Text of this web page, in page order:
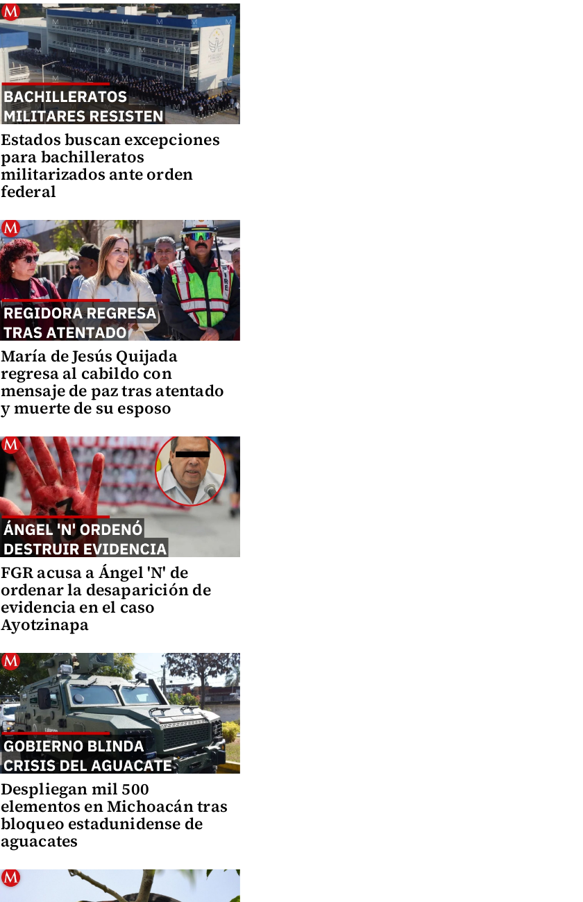
Estados buscan excepciones
para bachilleratos
militarizados ante orden
federal
María de Jesús Quijada
regresa al cabildo con
mensaje de paz tras atentado
y muerte de su esposo
FGR acusa a Ángel 'N' de
ordenar la desaparición de
evidencia en el caso
Ayotzinapa
Despliegan mil 500
elementos en Michoacán tras
bloqueo estadunidense de
aguacates